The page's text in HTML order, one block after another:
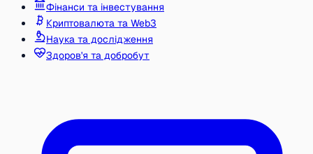
Фінанси та інвестування
Криптовалюта та Web3
Наука та дослідження
Здоров'я та добробут